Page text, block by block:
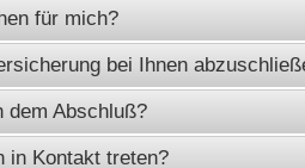
ich, anders als ein
bestimmte
durch mich die Sicherheit,
über nahezu aller am Markt
anhand individueller Analysen
für mich?
sind für Sie völlig kostenlos und
bei Ihnen
Abschluss einer Versicherung über
erhalte für meinen Arbeitsaufwand
dem Abschluß?
Abschluss einer Versicherung
in Kontakt treten?